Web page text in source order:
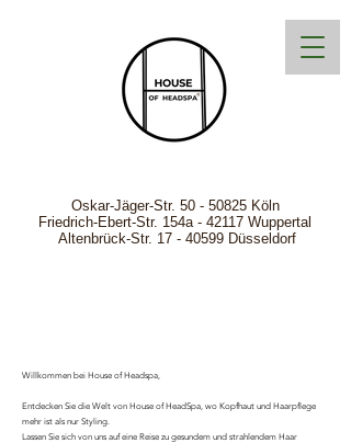
Oskar-Jäger-Str. 50 - 50825Köln
Friedrich-Ebert-Str. 154a - 42117 Wuppertal
Altenbrück-Str. 17 - 40599 Düsseldorf
Willkommen bei House of Headspa,
Entdecken Sie die Welt von House of HeadSpa, wo Kopfhaut und Haarpflege
mehr ist als nur Styling.
Lassen Sie sich von uns auf eine Reise zu gesundem und strahlendem Haar